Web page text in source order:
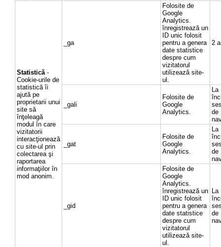
Statistică-
Cookie-urile de
statistică îi
ajută pe
proprietarii unui
site să
înţeleagă
modul în care
vizitatorii
interacţionează
cu site-ul prin
colectarea şi
raportarea
informaţiilor în
mod anonim.
_ga
Folosite de
Google
Analytics.
înregistrează un
ID unic folosit
pentru a genera
date statistice
despre cum
vizitatorul
utilizează site-
ul.
2
_gali
Folosite de
Google
Analytics.
La
de
_gat
Folosite de
Google
Analytics.
La
de
_gid
Folosite de
Google
Analytics.
înregistrează un
ID unic folosit
pentru a genera
date statistice
despre cum
vizitatorul
utilizează site-
ul.
La
de